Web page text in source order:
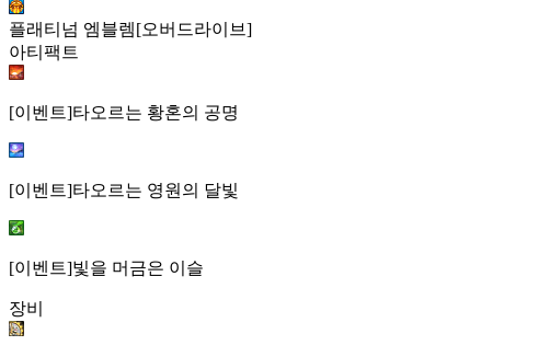
플래티넘 엠블렘[오버드라이브]
아티팩트
[이벤트]타오르는 황혼의 공명
[이벤트]타오르는 영원의 달빛
[이벤트]빛을 머금은 이슬
장비